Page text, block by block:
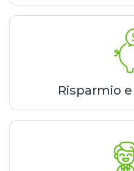
Risparmio